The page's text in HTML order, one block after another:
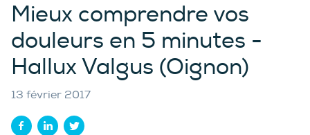
Mieux comprendre vos
douleurs en 5 minutes -
Hallux Valgus (Oignon)
13 février 2017